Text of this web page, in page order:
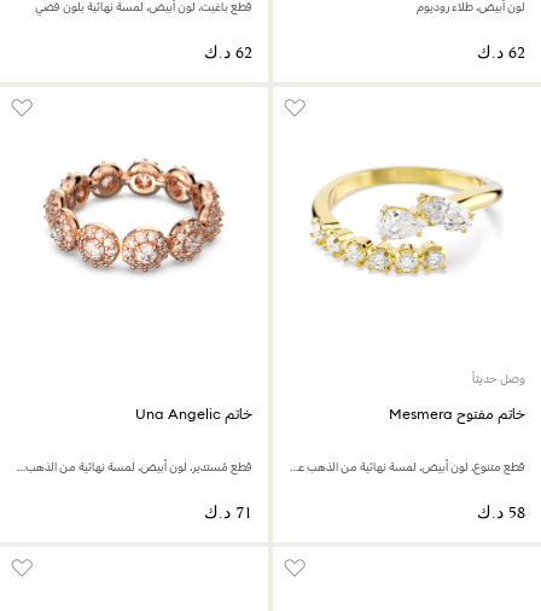
لون أبيض، طلاء روديوم قطع باغيت، لون أبيض، لمسة نهائية بلون فضي
وصل حديثاً
خاتم مفتوح Mesmera
قطع متنوع، لون أبيض، لمسة نهائية من الذهب عيار 18 قيراط
خاتم Una Angelic
قطع مُستدير، لون أبيض، لمسة نهائية من الذهب الوردي عيار 18 قيراط